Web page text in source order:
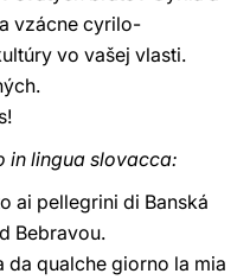
vzácne cyrilo-
vo vašej vlasti.
in lingua slovacca:
ai pellegrini di Banská
Bebravou.
da qualche giorno la mia